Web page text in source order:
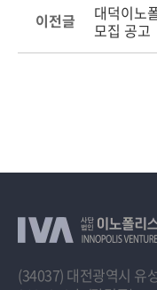
이전글
대덕이노
모집 공고
(34037) 대전광역시 유